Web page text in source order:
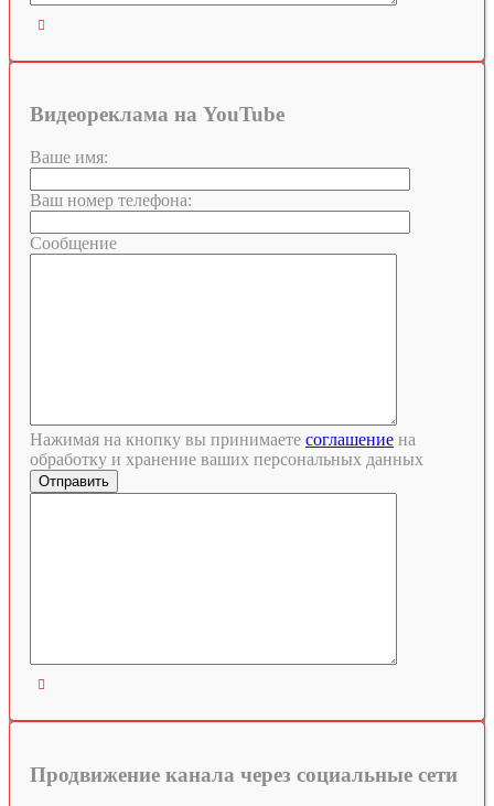

Видеореклама на YouTube
Ваше имя:
Ваш номер телефона:
Сообщение
Нажимая на кнопку вы принимаете соглашение на
обработку и хранение ваших персональных данных

Продвижение канала через социальные сети